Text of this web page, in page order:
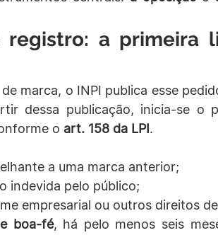
registro: a primeira
marca, o INPI publica esse
dessa publicação, inicia-se o
o art. 158 da LPI.
a uma marca anterior;
indevida pelo público;
empresarial ou outros direitos
boa-fé, há pelo menos seis